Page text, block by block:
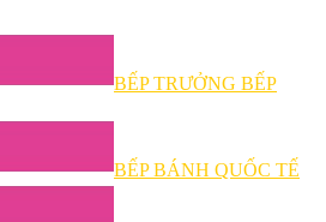
BẾP TRƯỞNG BẾP
BẾP BÁNH QUỐC TẾ